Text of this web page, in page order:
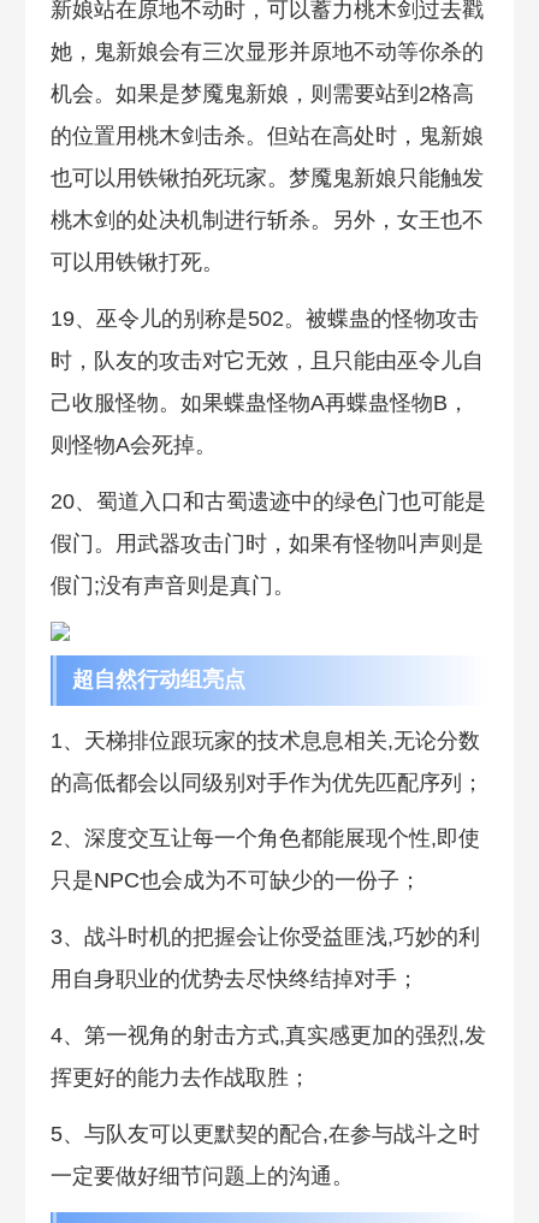
新娘站在原地不动时，可以蓄力桃木剑过去戳
她，鬼新娘会有三次显形并原地不动等你杀的
机会。如果是梦魇鬼新娘，则需要站到2格高
的位置用桃木剑击杀。但站在高处时，鬼新娘
也可以用铁锹拍死玩家。梦魇鬼新娘只能触发
桃木剑的处决机制进行斩杀。另外，女王也不
可以用铁锹打死。
19、巫令儿的别称是502。被蝶蛊的怪物攻击
时，队友的攻击对它无效，且只能由巫令儿自
己收服怪物。如果蝶蛊怪物A再蝶蛊怪物B，
则怪物A会死掉。
20、蜀道入口和古蜀遗迹中的绿色门也可能是
假门。用武器攻击门时，如果有怪物叫声则是
假门;没有声音则是真门。
超自然行动组亮点
1、天梯排位跟玩家的技术息息相关,无论分数
的高低都会以同级别对手作为优先匹配序列；
2、深度交互让每一个角色都能展现个性,即使
只是NPC也会成为不可缺少的一份子；
3、战斗时机的把握会让你受益匪浅,巧妙的利
用自身职业的优势去尽快终结掉对手；
4、第一视角的射击方式,真实感更加的强烈,发
挥更好的能力去作战取胜；
5、与队友可以更默契的配合,在参与战斗之时
一定要做好细节问题上的沟通。